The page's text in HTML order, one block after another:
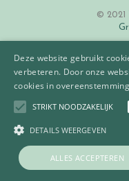
© 2021
Deze website gebruikt
verbeteren. Door onze
cookies in
STRIKT NOODZAKELIJK
DETAILS WEERGEVEN
ALLES ACCEPTEREN